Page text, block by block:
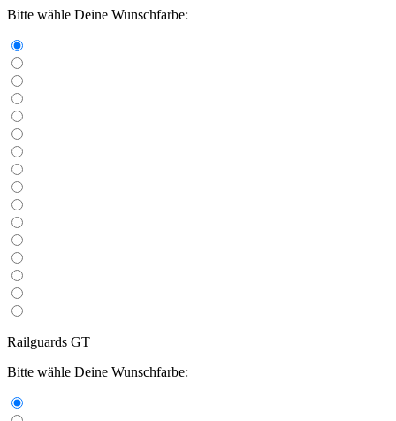
Bitte wähle Deine Wunschfarbe:
Railguards GT
Bitte wähle Deine Wunschfarbe: